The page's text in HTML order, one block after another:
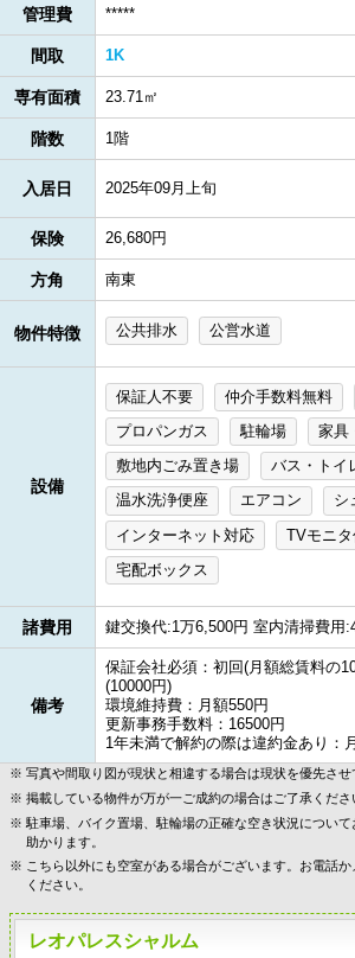
管理費 *****
間取 1K
専有面積 23.71㎡
階数 1階
入居日 2025年09月上旬
保険 26,680円
方角 南東
物件特徴 公共排水 公営水道
設備
保証人不要 仲介手数料無料
プロパンガス
駐輪場
家具
敷地内ごみ置き場
バス・トイ
温水洗浄便座
エアコン
シ
インターネット対応
TVモニ
宅配ボックス
諸費用 鍵交換代:1万6,500円 室内清掃費用
備考
保証会社必須：初回(月額総賃料の
(10000円)
環境維持費：月額550円
更新事務手数料：16500円
1年未満で解約の際は違約金あり：
写真や間取り図が現状と相違する場合は現状を優先させ
掲載している物件が万が一ご成約の場合はご了承くださ
駐車場、バイク置場、駐輪場の正確な空き状況につい
助かります。
こちら以外にも空室がある場合がございます。お電話
ください。
レオパレスシャルム